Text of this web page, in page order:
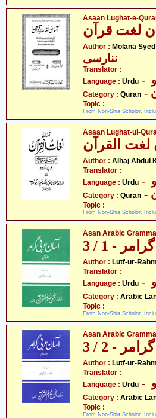
Asaan Lughat-e-
Author : Molana
ننارسی
Translator :
Language : Urdu
Category : Quran
Topic :
From Non-Shia Scholor.
Asaan Lughat-ul-
Author : Alhaj Abdul
Translator :
Language : Urdu
Category : Quran
Topic :
From Non-Shia Scholor.
Asan Arabic
- 1 / 3
Author : Lutf-ur-
Translator :
Language : Urdu
Category : Arabic
Topic :
From Non-Shia Scholor.
Asan Arabic
- 2 / 3
Author : Lutf-ur-
Translator :
Language : Urdu
Category : Arabic
Topic :
From Non-Shia Scholor.